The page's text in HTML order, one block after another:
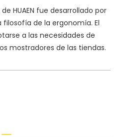
HUAEN fue desarrollado por
filosofía de la ergonomía. El
a las necesidades de
mostradores de las tiendas.